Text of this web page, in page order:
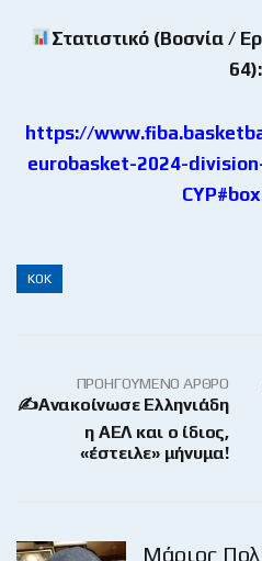
Στατιστικό (Βοσνία /
64):
https://
eurobasket-2024-
ΚΟΚ
ΠΡΟΗΓΟΎΜΕΝΟ ΆΡΘΡΟ
✍️Ανακοίνωσε Ελληνιάδη
η ΑΕΛ και ο ίδιος,
«έστειλε» μήνυμα!
Μάριος